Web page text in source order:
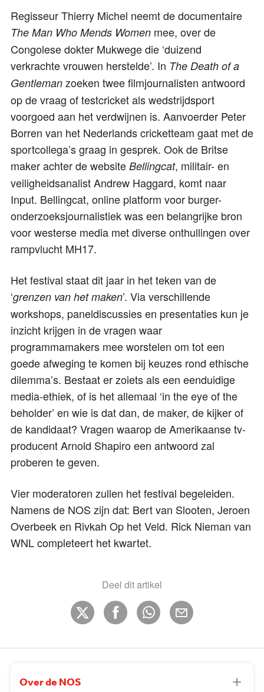
Regisseur Thierry Michel neemt de documentaire
The Man Who Mends Women mee, over de
Congolese dokter Mukwege die ‘duizend
verkrachte vrouwen herstelde’. In The Death of a
Gentleman zoeken twee filmjournalisten antwoord
op de vraag of testcricket als wedstrijdsport
voorgoed aan het verdwijnen is. Aanvoerder Peter
Borren van het Nederlands cricketteam gaat met de
sportcollega’s graag in gesprek. Ook de Britse
maker achter de website Bellingcat, militair- en
veiligheidsanalist Andrew Haggard, komt naar
Input. Bellingcat, online platform voor burger-
onderzoeksjournalistiek was een belangrijke bron
voor westerse media met diverse onthullingen over
rampvlucht MH17.
Het festival staat dit jaar in het teken van de
‘grenzen van het maken’. Via verschillende
workshops, paneldiscussies en presentaties kun je
inzicht krijgen in de vragen waar
programmamakers mee worstelen om tot een
goede afweging te komen bij keuzes rond ethische
dilemma’s. Bestaat er zoiets als een eenduidige
media-ethiek, of is het allemaal ‘in the eye of the
beholder’ en wie is dat dan, de maker, de kijker of
de kandidaat? Vragen waarop de Amerikaanse tv-
producent Arnold Shapiro een antwoord zal
proberen te geven.
Vier moderatoren zullen het festival begeleiden.
Namens de NOS zijn dat: Bert van Slooten, Jeroen
Overbeek en Rivkah Op het Veld. Rick Nieman van
WNL completeert het kwartet.
Deel dit artikel
Over de NOS